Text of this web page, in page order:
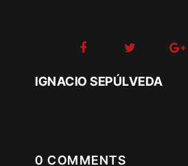
IGNACIO SEPÚLVEDA
0 COMMENTS